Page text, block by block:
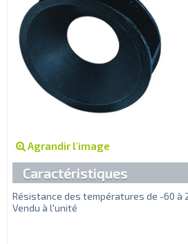
Agrandir l'image
Caractéristiques
Résistance des températures de -60 à
Vendu à l'unité